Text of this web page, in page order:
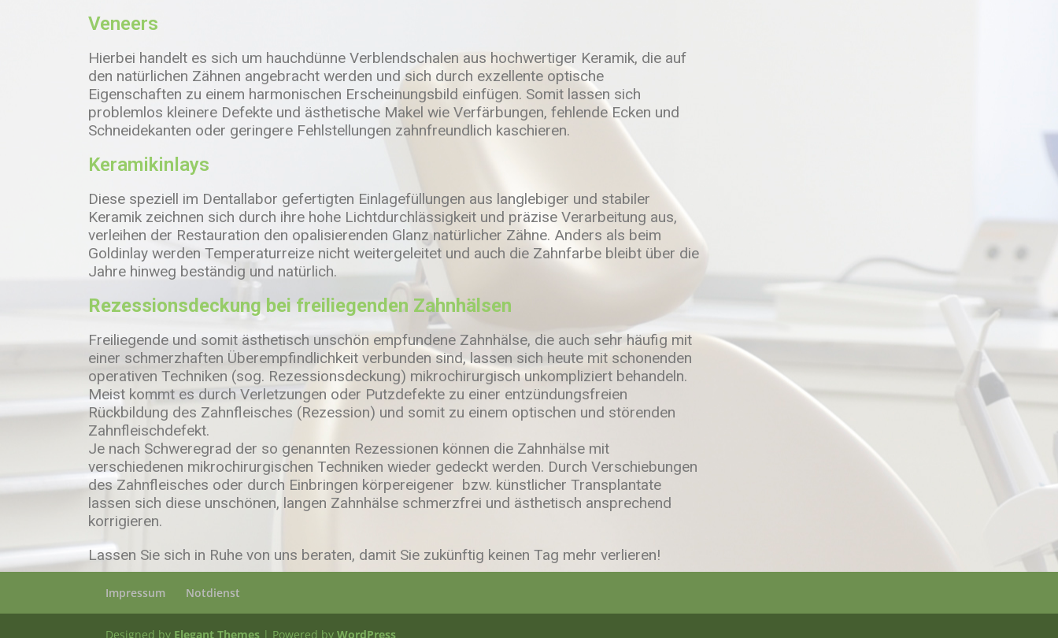
Veneers
Hierbei handelt es sich um hauchdünne Verblendschalen aus hochwertiger Keramik, die auf
den natürlichen Zähnen angebracht werden und sich durch exzellente optische
Eigenschaften zu einem harmonischen Erscheinungsbild einfügen. Somit lassen sich
problemlos kleinere Defekte und ästhetische Makel wie Verfärbungen, fehlende Ecken und
Schneidekanten oder geringere Fehlstellungen zahnfreundlich kaschieren.
Keramikinlays
Diese speziell im Dentallabor gefertigten Einlagefüllungen aus langlebiger und stabiler
Keramik zeichnen sich durch ihre hohe Lichtdurchlässigkeit und präzise Verarbeitung aus,
verleihen der Restauration den opalisierenden Glanz natürlicher Zähne. Anders als beim
Goldinlay werden Temperaturreize nicht weitergeleitet und auch die Zahnfarbe bleibt über die
Jahre hinweg beständig und natürlich.
Rezessionsdeckung bei freiliegenden Zahnhälsen
Freiliegende und somit ästhetisch unschön empfundene Zahnhälse, die auch sehr häufig mit
einer schmerzhaften Überempfindlichkeit verbunden sind, lassen sich heute mit schonenden
operativen Techniken (sog. Rezessionsdeckung) mikrochirurgisch unkompliziert behandeln.
Meist kommt es durch Verletzungen oder Putzdefekte zu einer entzündungsfreien
Rückbildung des Zahnfleisches (Rezession) und somit zu einem optischen und störenden
Zahnfleischdefekt.
Je nach Schweregrad der so genannten Rezessionen können die Zahnhälse mit
verschiedenen mikrochirurgischen Techniken wieder gedeckt werden. Durch Verschiebungen
des Zahnfleisches oder durch Einbringen körpereigener bzw. künstlicher Transplantate
lassen sich diese unschönen, langen Zahnhälse schmerzfrei und ästhetisch ansprechend
korrigieren.
Lassen Sie sich in Ruhe von uns beraten, damit Sie zukünftig keinen Tag mehr verlieren!
Impressum Notdienst
Designed by Elegant Themes | Powered byWordPress